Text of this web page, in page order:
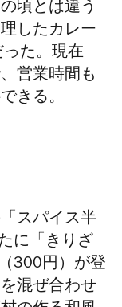
頃とは違う
したカレー
た。現在
営業時間も
きる。
スパイス半
に「きりざ
300円）が登
混ぜ合わせ